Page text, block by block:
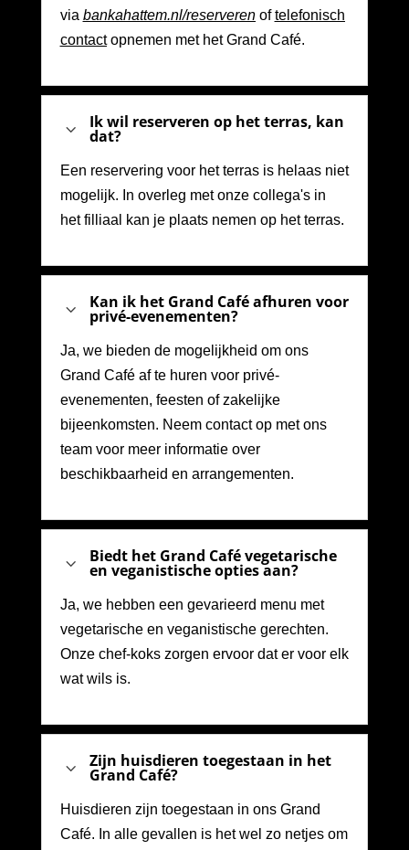
via bankahattem.nl/reserverenoftelefonisch
contactopnemen met het Grand Café.
3 Ik wil reserveren op het terras, kan
dat?
Een reservering voor het terras is helaas niet
mogelijk. In overleg met onze collega's in
het filliaal kan je plaats nemen op het terras.
3 Kan ik het Grand Café afhuren voor
privé-evenementen?
Ja, we bieden de mogelijkheid om ons
Grand Café af te huren voor privé-
evenementen, feesten of zakelijke
bijeenkomsten. Neem contact op met ons
team voor meer informatie over
beschikbaarheid en arrangementen.
3 Biedt het Grand Café vegetarische
en veganistische opties aan?
Ja, we hebben een gevarieerd menu met
vegetarische en veganistische gerechten.
Onze chef-koks zorgen ervoor dat er voor elk
wat wils is.
3 Zijn huisdieren toegestaan in het
Grand Café?
Huisdieren zijn toegestaan in ons Grand
Café. In alle gevallen is het wel zo netjes om